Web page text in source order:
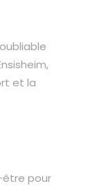
et la
pour